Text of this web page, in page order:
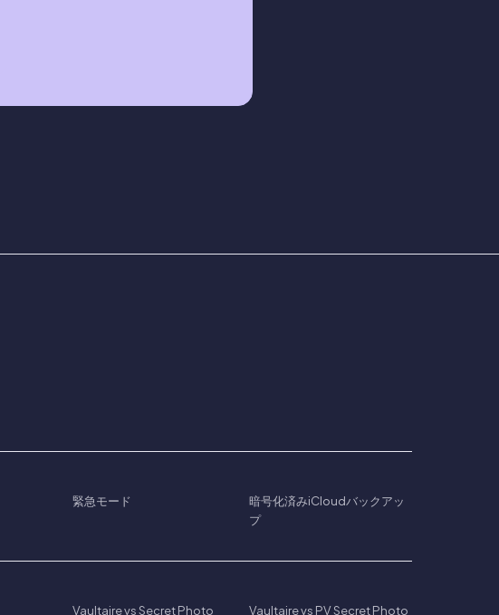
緊急モード
暗号化済みiCloudバックアッ
プ
Vaultaire vs Secret Photo Vaultaire vs PV Secret Photo